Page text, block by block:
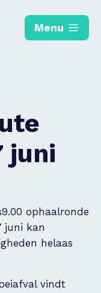
Menu
juni
ophaalronde
juni kan
helaas
vindt